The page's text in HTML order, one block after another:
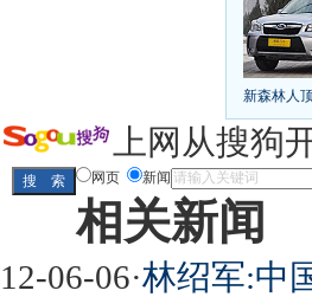
第九代雅
凯越已跌
给中国人
10万元新
长城2013
全新胜达
最高法解
新森林人
屌丝必看
上网从搜狗
网页 新闻
相关新闻
12-06-06·林绍军:中